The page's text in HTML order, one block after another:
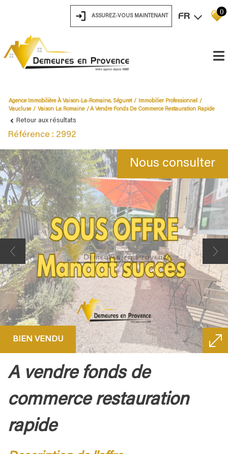
ASSUREZ-VOUS MAINTENANT FR 0
Agence Immobilière À Vaison-La-Romaine, Séguret
Immobilier Professionnel
Vaucluse
Vaison La Romaine A Vendre Fonds De Commerce Restauration Rapide
Retour aux résultats
Référence : 2992
BIEN VENDU
Nous consulter
a vendre fonds de
commerce restauration
rapide